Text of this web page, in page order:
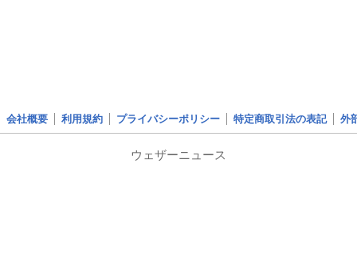
会社概要 利用規約 プライバシーポリシー 特定商取引法の表記 外
ウェザーニュース